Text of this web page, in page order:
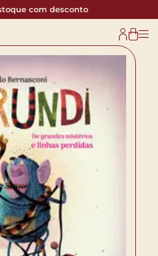
com desconto